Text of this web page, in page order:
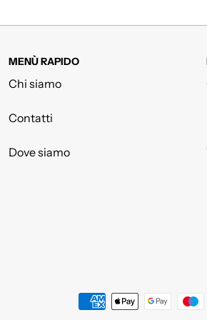
MENÙ RAPIDO
Chi siamo
Contatti
Dove siamo
Metodi di pagamento